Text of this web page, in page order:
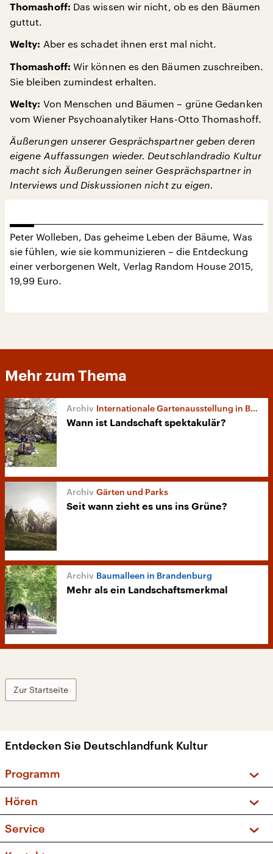
Thomashoff: Das wissen wir nicht, ob es den Bäumen
guttut.
Welty: Aber es schadet ihnen erst mal nicht.
Thomashoff: Wir können es den Bäumen zuschreiben.
Sie bleiben zumindest erhalten.
Welty: Von Menschen und Bäumen – grüne Gedanken
vom Wiener Psychoanalytiker Hans-Otto Thomashoff.
Äußerungen unserer Gesprächspartner geben deren
eigene Auffassungen wieder. Deutschlandradio Kultur
macht sich Äußerungen seiner Gesprächspartner in
Interviews und Diskussionen nicht zu eigen.
Peter Wolleben, Das geheime Leben der Bäume, Was
sie fühlen, wie sie kommunizieren – die Entdeckung
einer verborgenen Welt, Verlag Random House 2015,
19,99 Euro.
Mehr zum Thema
Internationale Gartenausstellung in Berlin
Wann ist Landschaft spektakulär?
Gärten und Parks
Seit wann zieht es uns ins Grüne?
Baumalleen in Brandenburg
Mehr als ein Landschaftsmerkmal
Zur Startseite
Entdecken Sie Deutschlandfunk Kultur
Programm
Sendungen und Podcasts
Musikliste
Hören
Frequenzen (UKW + DAB+)
Service
FAQ